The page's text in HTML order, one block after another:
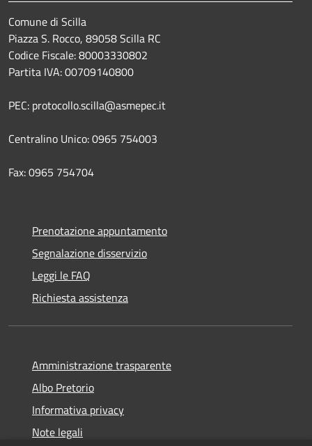
Comune di Scilla
Piazza S. Rocco, 89058 Scilla RC
Codice Fiscale: 80003330802
Partita IVA: 00709140800
PEC: protocollo.scilla@asmepec.it
Centralino Unico: 0965 754003
Fax: 0965 754704
Prenotazione appuntamento
Segnalazione disservizio
Leggi le FAQ
Richiesta assistenza
Amministrazione trasparente
Albo Pretorio
Informativa privacy
Note legali